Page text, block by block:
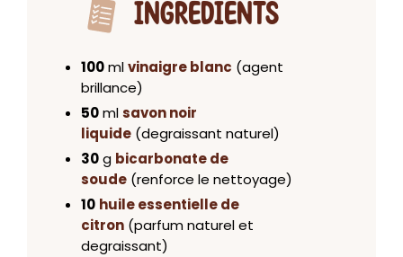
INGRÉDIENTS
100mlvinaigre blanc (agent
brillance)
50mlsavon noir
liquide (degraissant naturel)
30g bicarbonate de
soude (renforce le nettoyage)
10 huile essentielle de
citron (parfum naturel et
degraissant)